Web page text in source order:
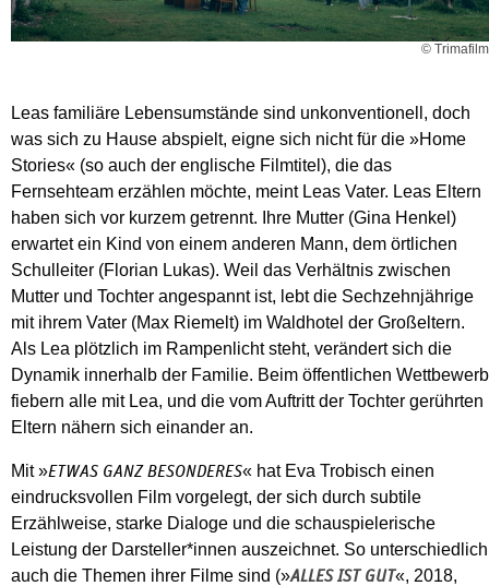
© Trimafilm
Leas familiäre Lebensumstände sind unkonventionell, doch
was sich zu Hause abspielt, eigne sich nicht für die »Home
Stories« (so auch der englische Filmtitel), die das
Fernsehteam erzählen möchte, meint Leas Vater. Leas Eltern
haben sich vor kurzem getrennt. Ihre Mutter (Gina Henkel)
erwartet ein Kind von einem anderen Mann, dem örtlichen
Schulleiter (Florian Lukas). Weil das Verhältnis zwischen
Mutter und Tochter angespannt ist, lebt die Sechzehnjährige
mit ihrem Vater (Max Riemelt) im Waldhotel der Großeltern.
Als Lea plötzlich im Rampenlicht steht, verändert sich die
Dynamik innerhalb der Familie. Beim öffentlichen Wettbewerb
fiebern alle mit Lea, und die vom Auftritt der Tochter gerührten
Eltern nähern sich einander an.
Mit »ETWAS GANZ BESONDERES« hat Eva Trobisch einen
eindrucksvollen Film vorgelegt, der sich durch subtile
Erzählweise, starke Dialoge und die schauspielerische
Leistung der Darsteller*innen auszeichnet. So unterschiedlich
auch die Themen ihrer Filme sind (»ALLES IST GUT«, 2018,